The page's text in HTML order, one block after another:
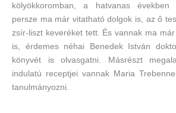
kölyökkoromban, a hatvanas években
persze ma már vitatható dolgok is, az ő
zsír-liszt keveréket tett. És vannak ma
is, érdemes néhai Benedek István
könyvét is olvasgatni. Másrészt
indulatú receptjei vannak Maria
tanulmányozni.